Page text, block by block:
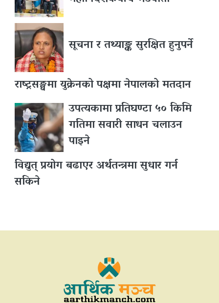
सूचना र तथ्याङ्क सुरक्षित हुनुपर्ने
राष्ट्रसङ्घमा युक्रेनको पक्षमा नेपालको मतदान
उपत्यकामा प्रतिघण्टा ५० किमि
गतिमा सवारी साधन चलाउन
पाइने
विद्युत् प्रयोग बढाएर अर्थतन्त्रमा सुधार गर्न
सकिने